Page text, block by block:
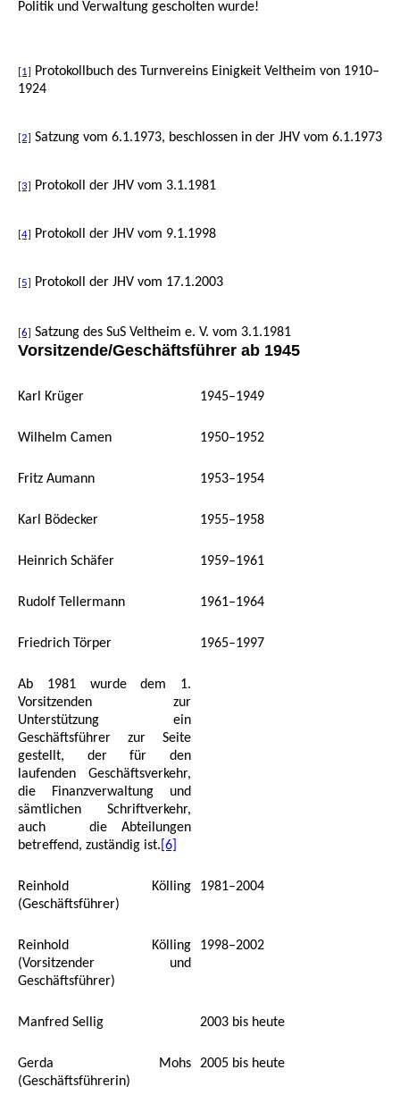
Politik und Verwaltung gescholten wurde!
[1]
Protokollbuch des Turnvereins Einigkeit Veltheim von 1910–
1924
[2] Satzung vom 6.1.1973, beschlossen in der JHV vom 6.1.1973
[3] Protokoll der JHV vom 3.1.1981
[4] Protokoll der JHV vom 9.1.1998
[5] Protokoll der JHV vom 17.1.2003
[6] Satzung des SuS Veltheim e. V. vom 3.1.1981
Vorsitzende/Geschäftsführer ab 1945
Karl Krüger 1945–1949
Wilhelm Camen 1950–1952
Fritz Aumann 1953–1954
Karl Bödecker 1955–1958
Heinrich Schäfer 1959–1961
Rudolf Tellermann 1961–1964
Friedrich Törper 1965–1997
Ab 1981 wurde dem 1.
Vorsitzenden zur
Unterstützung ein
Geschäftsführer zur Seite
gestellt, der für den
laufenden Geschäftsverkehr,
die Finanzverwaltung und
sämtlichen Schriftverkehr,
auch die Abteilungen
betreffend, zuständig ist. [6]
Reinhold Kölling
(Geschäftsführer)
1981–2004
Reinhold Kölling
(Vorsitzender und
Geschäftsführer)
1998–2002
Manfred Sellig 2003 bis heute
Gerda Mohs
(Geschäftsführerin)
2005 bis heute